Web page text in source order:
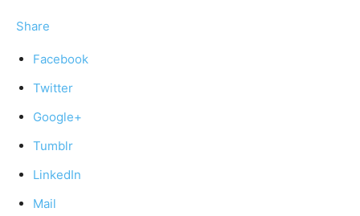
Share
Facebook
Twitter
Google+
Tumblr
LinkedIn
Mail